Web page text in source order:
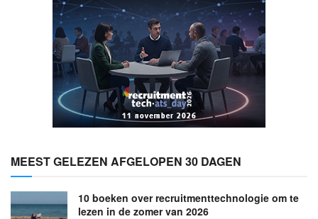
MEEST GELEZEN AFGELOPEN 30 DAGEN
10 boeken over recruitmenttechnologie om te
lezen in de zomer van 2026